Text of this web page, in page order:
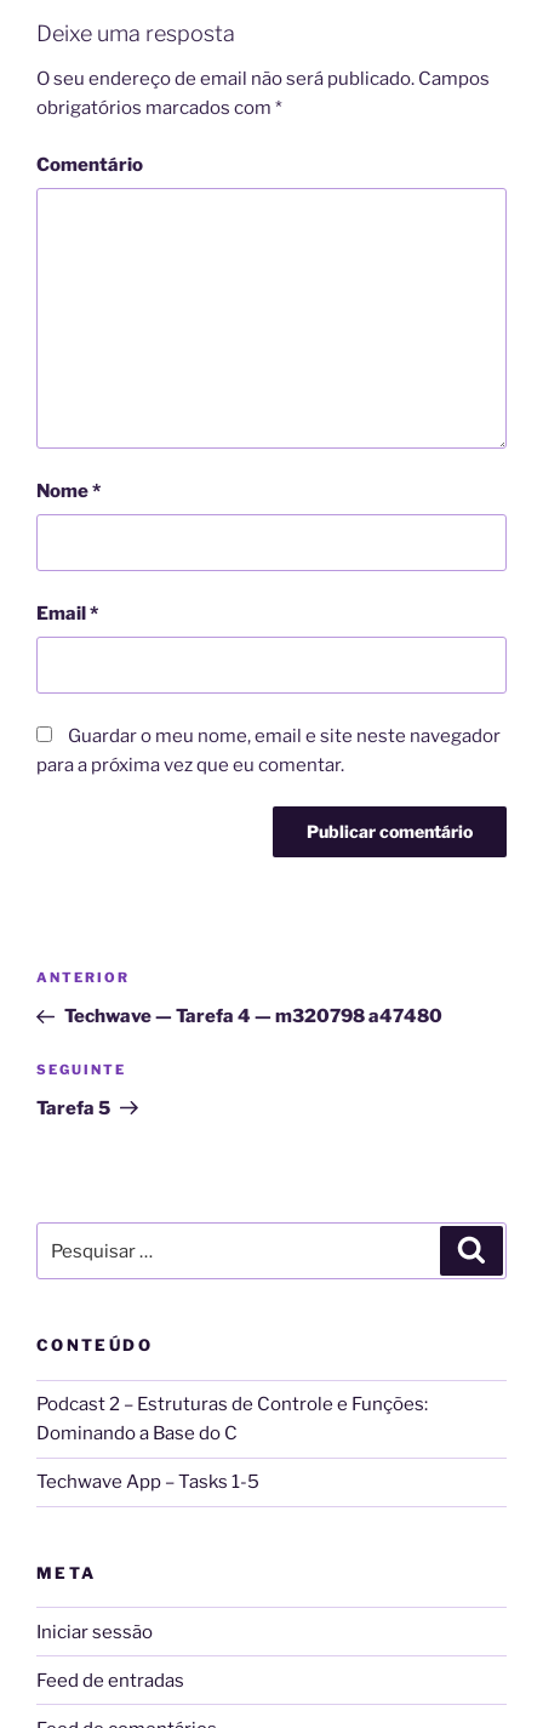
Deixe uma resposta
O seu endereço de email não será publicado. Campos
obrigatórios marcados com *
Comentário
Nome*
Email*
Guardar o meu nome, email e site neste navegador
para a próxima vez que eu comentar.
e
r
a
t
:
Navegação
artigos
Conteúdo
anterior
ANTERIOR
Techwave — Tarefa 4 — m320798 a47480
Conteúdo
seguinte
SEGUINTE
Tarefa 5
por:
CONTEÚDO
Podcast 2 – Estruturas de Controle e Funções:
Dominando a Base do C
Techwave App – Tasks 1-5
META
Iniciar sessão
Feed de entradas